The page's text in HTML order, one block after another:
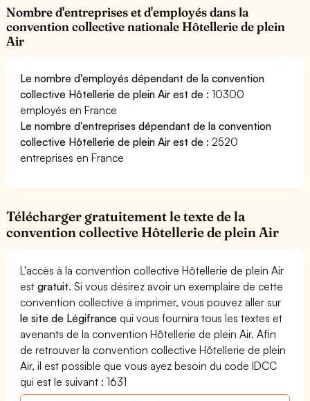
Nombre d'entreprises et d'employés dans la
convention collective nationale Hôtellerie de plein
Air
Le nombre d'employés dépendant de la convention
collective Hôtellerie de plein Air est de :10300
employés en France
Le nombre d'entreprises dépendant de la convention
collective Hôtellerie de plein Air est de : 2520
entreprises en France
Télécharger gratuitement le texte de la
convention collective Hôtellerie de plein Air
L'accès à la convention collective Hôtellerie de plein Air
estgratuit. Si vous désirez avoir un exemplaire de cette
convention collective à imprimer, vous pouvez aller sur
le site de Légifrance qui vous fournira tous les textes et
avenants de la convention Hôtellerie de plein Air. Afin
de retrouver la convention collective Hôtellerie de plein
Air, il est possible que vous ayez besoin du code IDCC
qui est le suivant : 1631